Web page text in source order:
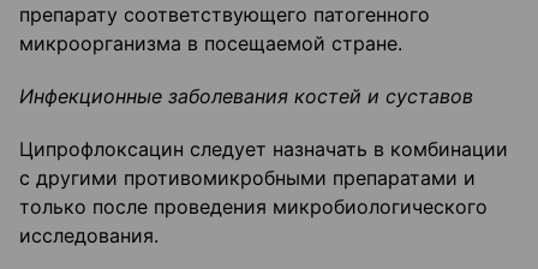
препарату соответствующего патогенного
микроорганизма в посещаемой стране.
Инфекционные заболевания костей и суставов
Ципрофлоксацин следует назначать в комбинации
с другими противомикробными препаратами и
только после проведения микробиологического
исследования.